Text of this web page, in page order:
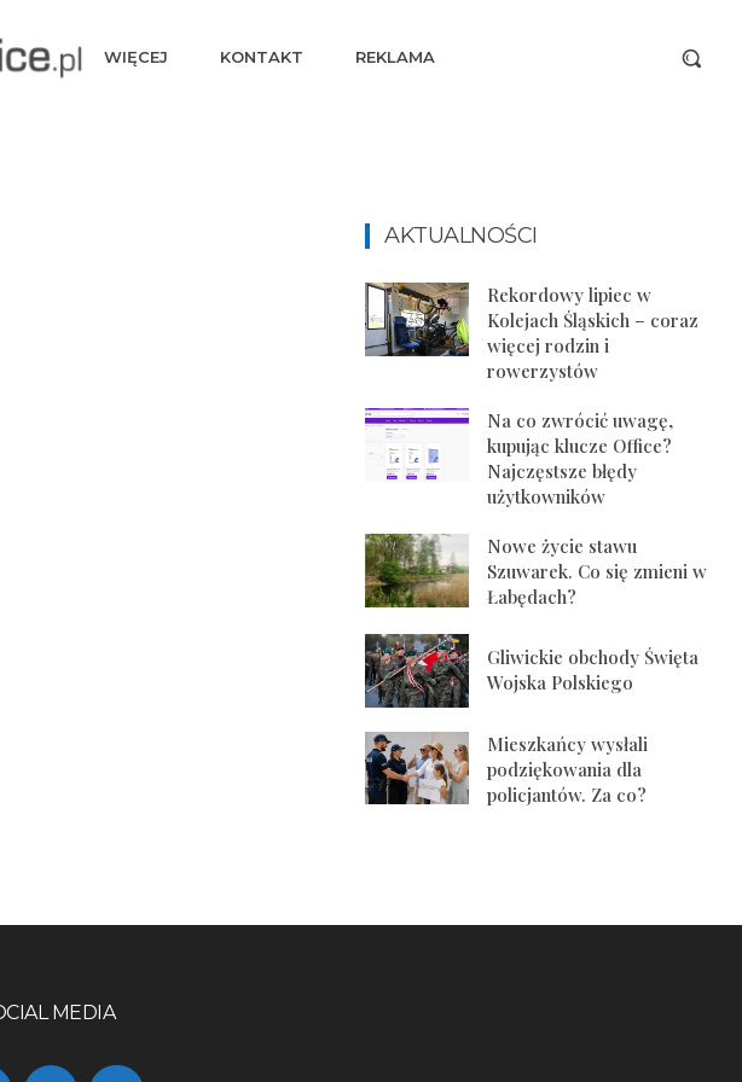
WIĘCEJ KONTAKT REKLAMA
AKTUALNOŚCI
Rekordowy lipiec w
Kolejach Śląskich – coraz
więcej rodzin i
rowerzystów
Na co zwrócić uwagę,
kupując klucze Office?
Najczęstsze błędy
użytkowników
Nowe życie stawu
Szuwarek. Co się zmieni w
Łabędach?
Gliwickie obchody Święta
Wojska Polskiego
Mieszkańcy wysłali
podziękowania dla
policjantów. Za co?
MEDIA